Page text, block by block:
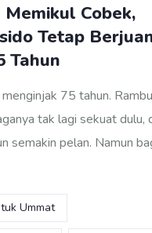
Memikul Cobek,
Tetap
Tahun
75 tahun.
tak lagi sekuat dulu,
semakin pelan. Namun
Ummat